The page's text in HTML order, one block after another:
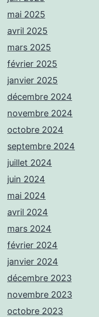
mai 2025
avril 2025
mars 2025
février 2025
janvier 2025
décembre 2024
novembre 2024
octobre 2024
septembre 2024
juillet 2024
juin 2024
mai 2024
avril 2024
mars 2024
février 2024
janvier 2024
décembre 2023
novembre 2023
octobre 2023